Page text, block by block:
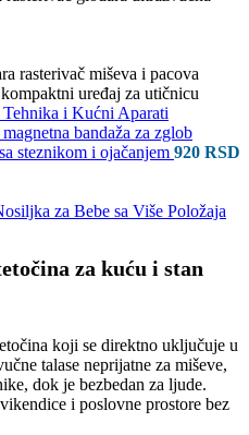
Tehnika i Kućni Aparati
steznikom i ojačanjem 920 RSD
za Bebe sa Više Položaja
za kuću i stan
koji se direktno uključuje u
talase neprijatne za miševe,
dok je bezbedan za ljude.
i poslovne prostore bez